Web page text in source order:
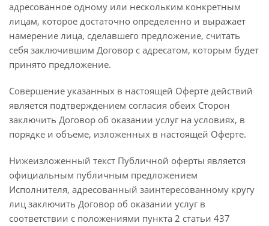
адресованное одному или нескольким конкретным
лицам, которое достаточно определенно и выражает
намерение лица, сделавшего предложение, считать
себя заключившим Договор с адресатом, которым будет
принято предложение.
Совершение указанных в настоящей Оферте действий
является подтверждением согласия обеих Сторон
заключить Договор об оказании услуг на условиях, в
порядке и объеме, изложенных в настоящей Оферте.
Нижеизложенный текст Публичной оферты является
официальным публичным предложением
Исполнителя, адресованный заинтересованному кругу
лиц заключить Договор об оказании услуг в
соответствии с положениями пункта 2 статьи 437